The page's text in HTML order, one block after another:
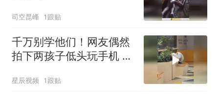
司空昆峰 1跟贴
千万别学他们！网友偶然
拍下两孩子低头玩手机 颈
星辰视频 1跟贴